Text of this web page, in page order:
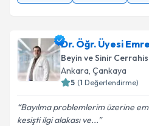
Dr. Öğr. Üyesi
Beyin ve Sinir
Ankara, Çankaya
5 (1 Değerlendirme)
Bayılma problemlerim üzerine
kesişti ilgi alakası ve...